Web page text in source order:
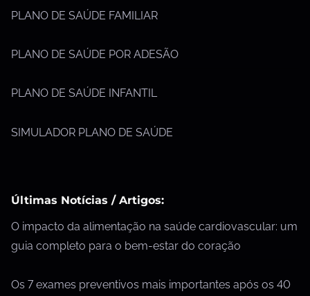
PLANO DE SAÚDE FAMILIAR
PLANO DE SAÚDE POR ADESÃO
PLANO DE SAÚDE INFANTIL
SIMULADOR PLANO DE SAÚDE
Últimas Notícias / Artigos:
O impacto da alimentação na saúde cardiovascular: um
guia completo para o bem-estar do coração
Os 7 exames preventivos mais importantes após os 40